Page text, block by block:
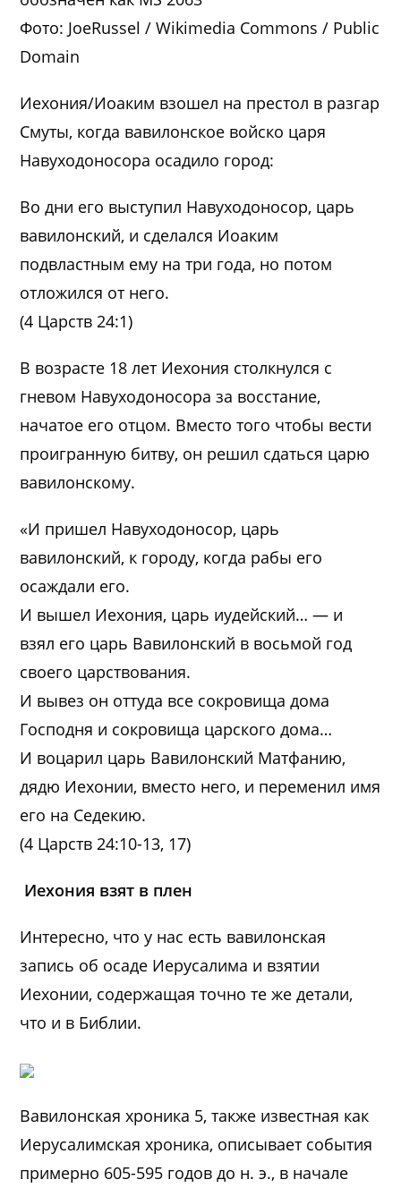
Фото: JoeRussel / Wikimedia Commons / Public
Domain
Иехония/Иоаким взошел на престол в разгар
Смуты, когда вавилонское войско царя
Навуходоносора осадило город:
Во дни его выступил Навуходоносор, царь
вавилонский, и сделался Иоаким
подвластным ему на три года, но потом
отложился от него.
(4 Царств 24:1)
В возрасте 18 лет Иехония столкнулся с
гневом Навуходоносора за восстание,
начатое его отцом. Вместо того чтобы вести
проигранную битву, он решил сдаться царю
вавилонскому.
«И пришел Навуходоносор, царь
вавилонский, к городу, когда рабы его
осаждали его.
И вышел Иехония, царь иудейский… — и
взял его царь Вавилонский в восьмой год
своего царствования.
И вывез он оттуда все сокровища дома
Господня и сокровища царского дома…
И воцарил царь Вавилонский Матфанию,
дядю Иехонии, вместо него, и переменил имя
его на Седекию.
(4 Царств 24:10-13, 17)
Иехония взят в плен
Интересно, что у нас есть вавилонская
запись об осаде Иерусалима и взятии
Иехонии, содержащая точно те же детали,
что и в Библии.
Вавилонская хроника 5, также известная как
Иерусалимская хроника, описывает события
примерно 605-595 годов до н. э., в начале